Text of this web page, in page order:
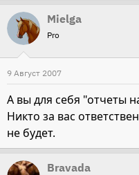
Mielga
Pro
9 Август 2007
А вы для себя "отчеты
Никто за вас
не будет.
Bravada